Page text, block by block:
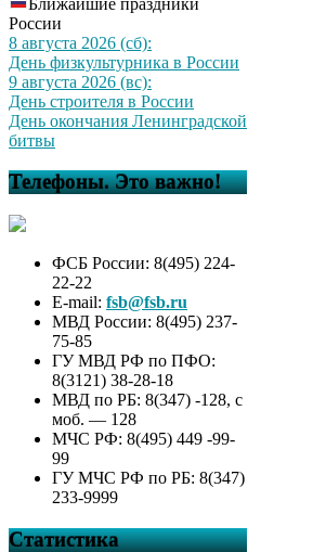
России
8 августа 2026 (сб):
День физкультурника в России
9 августа 2026 (вс):
День строителя в России
День окончания Ленинградской
битвы
Телефоны. Это важно!
ФСБ России: 8(495) 224-
22-22
E-mail: fsb@fsb.ru
МВД России: 8(495) 237-
75-85
ГУ МВД РФ по ПФО:
8(3121) 38-28-18
МВД по РБ: 8(347) -128, с
моб. — 128
МЧС РФ: 8(495) 449 -99-
99
ГУ МЧС РФ по РБ: 8(347)
233-9999
Статистика